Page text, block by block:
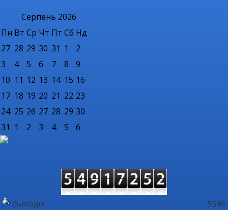
Серпень 2026
Пн Вт Ср Чт Пт Сб Нд
27 28 29 30 31 1
2
3
4 5 6 7 8
9
10 11 12 13 14 15 16
17 18 19 20 21 22 23
24 25 26 27 28 29 30
31 1 2 3 4 5 6
Сьогодні
5548